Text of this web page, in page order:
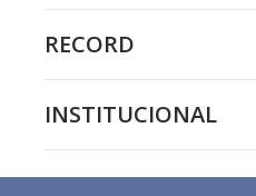
RECORD
INSTITUCIONAL